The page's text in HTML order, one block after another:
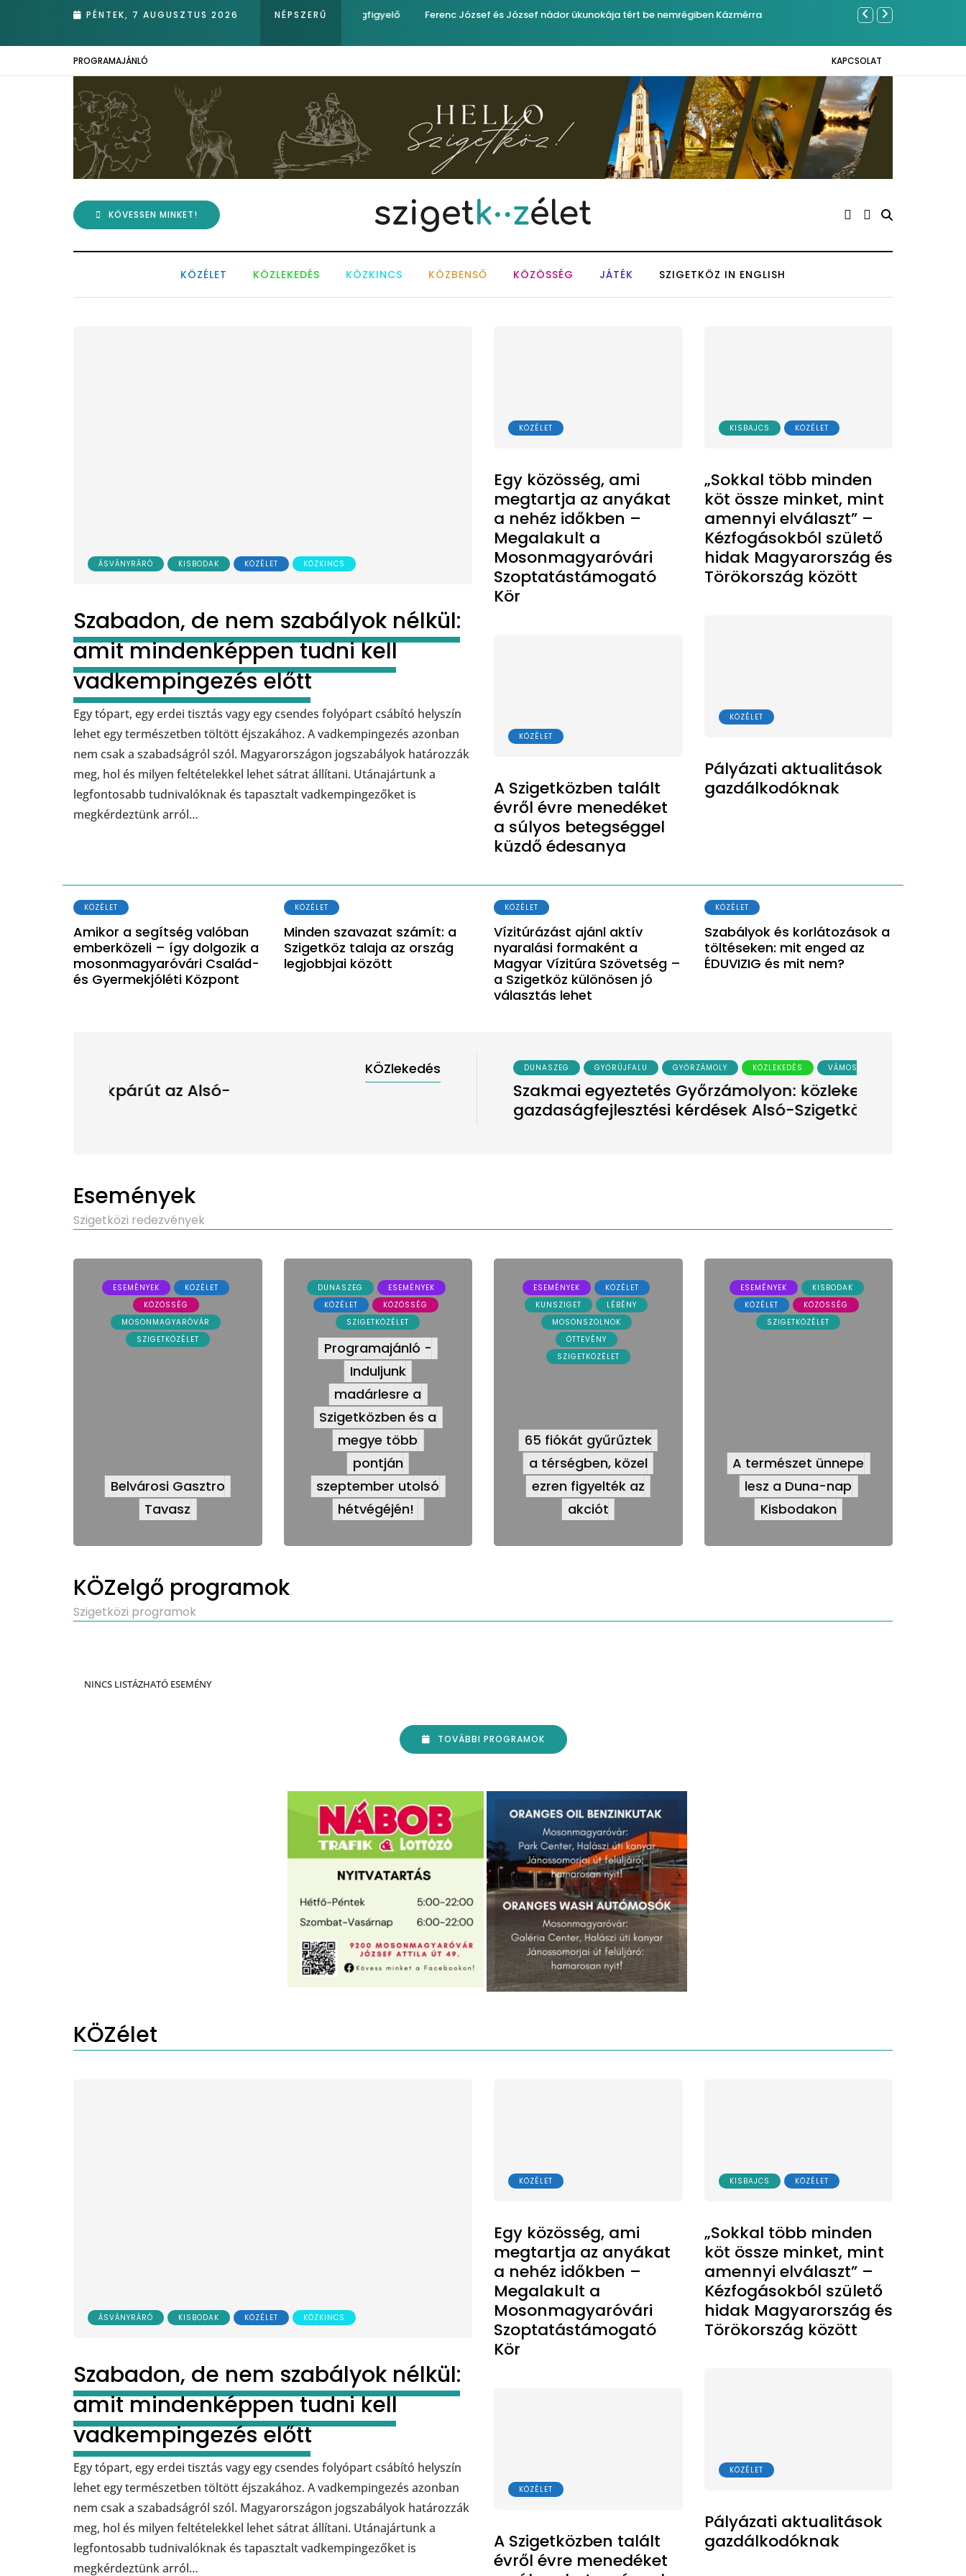
PÉNTEK, 7 AUGUSZTUS 2026 NÉPSZERŰ
– Kiemelkedő hazai eredmények az Európai Madármegfigyelő Ferenc József és József nádor ükunokája tért be nemrégiben Kázmérra Év végétől e-
PROGRAMAJÁNLÓ KAPCSOLAT
KÖVESSEN MINKET!
KÖZÉLET KÖZLEKEDÉS KÖZKINCS KÖZBENSŐ KÖZÖSSÉG JÁTÉK SZIGETKÖZ IN ENGLISH
ÁSVÁNYRÁRÓ KISBODAK KÖZÉLET KÖZKINCS
Szabadon, de nem szabályok nélkül:
amit mindenképpen tudni kell
vadkempingezés előtt
Egy tópart, egy erdei tisztás vagy egy csendes folyópart csábító helyszín
lehet egy természetben töltött éjszakához. A vadkempingezés azonban
nem csak a szabadságról szól. Magyarországon jogszabályok határozzák
meg, hol és milyen feltételekkel lehet sátrat állítani. Utánajártunk a
legfontosabb tudnivalóknak és tapasztalt vadkempingezőket is
megkérdeztünk arról…
KÖZÉLET
Egy közösség, ami
megtartja az anyákat
a nehéz időkben –
Megalakult a
Mosonmagyaróvári
Szoptatástámogató
Kör
KÖZÉLET
A Szigetközben talált
évről évre menedéket
a súlyos betegséggel
küzdő édesanya
KISBAJCS KÖZÉLET
„Sokkal több minden
köt össze minket, mint
amennyi elválaszt” –
Kézfogásokból születő
hidak Magyarország és
Törökország között
KÖZÉLET
Pályázati aktualitások
gazdálkodóknak
KÖZÉLET
Amikor a segítség valóban
emberközeli – így dolgozik a
mosonmagyaróvári Család-
és Gyermekjóléti Központ
KÖZÉLET
Minden szavazat számít: a
Szigetköz talaja az ország
legjobbjai között
KÖZÉLET
Vízitúrázást ajánl aktív
nyaralási formaként a
Magyar Vízitúra Szövetség –
a Szigetköz különösen jó
választás lehet
KÖZÉLET
Szabályok és korlátozások a
töltéseken: mit enged az
ÉDUVIZIG és mit nem?
GYŐRÚJFALU GYŐRZÁMOLY KÖZLEKEDÉS VÁMOSSZABADI
Szakmai egyeztetés Győrzámolyon: közlekedési és
gazdaságfejlesztési kérdések Alsó-Szigetköz jövőjében
Események
Szigetközi redezvények
ESEMÉNYEK
KÖZÉLET
KÖZÖSSÉG
MOSONMAGYARÓVÁR
SZIGETKÖZÉLET
Belvárosi Gasztro
Tavasz
DUNASZEG
ESEMÉNYEK
KÖZÉLET
KÖZÖSSÉG
SZIGETKÖZÉLET
Programajánló -
Induljunk
madárlesre a
Szigetközben és a
megye több
pontján
szeptember utolsó
hétvégéjén!
ESEMÉNYEK
KÖZÉLET
KUNSZIGET
LÉBÉNY
MOSONSZOLNOK
ÖTTEVÉNY
SZIGETKÖZÉLET
65 fiókát gyűrűztek
a térségben, közel
ezren figyelték az
akciót
ESEMÉNYEK
KISBODAK
KÖZÉLET
KÖZÖSSÉG
SZIGETKÖZÉLET
A természet ünnepe
lesz a Duna-nap
Kisbodakon
KÖZelgő programok
Szigetközi programok
NINCS LISTÁZHATÓ ESEMÉNY
TOVÁBBI PROGRAMOK
KÖZélet
ÁSVÁNYRÁRÓ KISBODAK KÖZÉLET KÖZKINCS
Szabadon, de nem szabályok nélkül:
amit mindenképpen tudni kell
vadkempingezés előtt
Egy tópart, egy erdei tisztás vagy egy csendes folyópart csábító helyszín
lehet egy természetben töltött éjszakához. A vadkempingezés azonban
nem csak a szabadságról szól. Magyarországon jogszabályok határozzák
meg, hol és milyen feltételekkel lehet sátrat állítani. Utánajártunk a
legfontosabb tudnivalóknak és tapasztalt vadkempingezőket is
megkérdeztünk arról…
KÖZÉLET
Egy közösség, ami
megtartja az anyákat
a nehéz időkben –
Megalakult a
Mosonmagyaróvári
Szoptatástámogató
Kör
KÖZÉLET
A Szigetközben talált
évről évre menedéket
KISBAJCS KÖZÉLET
„Sokkal több minden
köt össze minket, mint
amennyi elválaszt” –
Kézfogásokból születő
hidak Magyarország és
Törökország között
KÖZÉLET
Pályázati aktualitások
gazdálkodóknak